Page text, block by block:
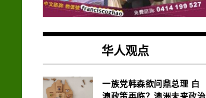
华人观点
一族党韩森欲问鼎总理 白
澳政策再临？澳洲未来政治